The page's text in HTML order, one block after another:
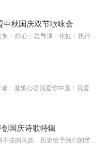
中秋国庆双节歌咏会
国庆诗歌特辑